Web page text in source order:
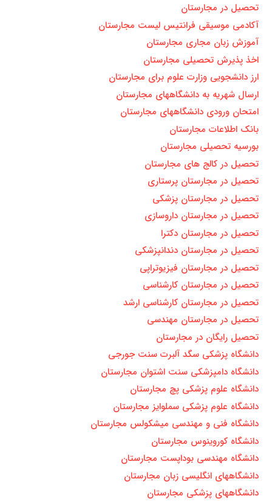
تحصیل در مجارستان
آکادمی موسیقی فرانتیس لیست مجارستان
آموزش زبان مجاری مجارستان
اخذ پذیرش تحصیلی مجارستان
ارز دانشجویی وزارت علوم برای مجارستان
ارسال شهریه به دانشگاههای مجارستان
امتحان ورودی دانشگاههای مجارستان
بانک اطلاعات مجارستان
بورسیه تحصیلی مجارستان
تحصیل در کالج های مجارستان
تحصیل در مجارستان پرستاری
تحصیل در مجارستان پزشکی
تحصیل در مجارستان داروسازی
تحصیل در مجارستان دکترا
تحصیل در مجارستان دندانپزشکی
تحصیل در مجارستان فیزیوتراپی
تحصیل در مجارستان کارشناسی
تحصیل در مجارستان کارشناسی ارشد
تحصیل در مجارستان مهندسی
تحصیل رایگان در مجارستان
دانشگاه پزشکی سگد آلبرت سنت جورجی
دانشگاه دامپزشکی سنت اشتوان مجارستان
دانشگاه علوم پزشکی پچ مجارستان
دانشگاه علوم پزشکی سملوایز مجارستان
دانشگاه فنی و مهندسی میشکولس مجارستان
دانشگاه کوروینوس مجارستان
دانشگاه مهندسی بوداپست مجارستان
دانشگاههای انگلیسی زبان مجارستان
دانشگاههای پزشکی مجارستان